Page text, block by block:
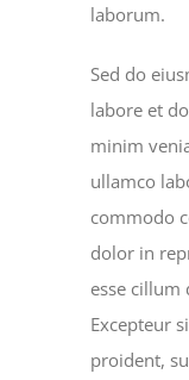
laborum.
Sed do
labore et
minim
ullamco
commodo
dolor in
esse
Excepteur
proident,